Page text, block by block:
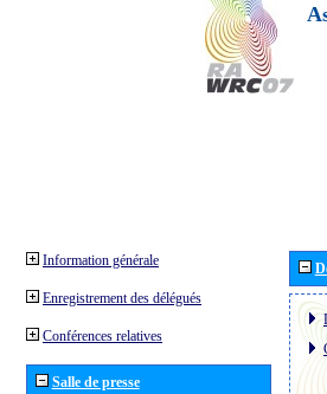
Information générale
Enregistrement des délégués
Conférences relatives
Salle de presse